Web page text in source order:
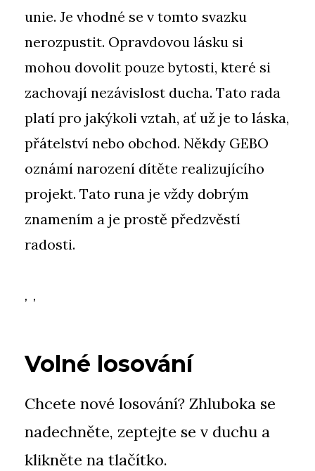
unie. Je vhodné se v tomto svazku
nerozpustit. Opravdovou lásku si
mohou dovolit pouze bytosti, které si
zachovají nezávislost ducha. Tato rada
platí pro jakýkoli vztah, ať už je to láska,
přátelství nebo obchod. Někdy GEBO
oznámí narození dítěte realizujícího
projekt. Tato runa je vždy dobrým
znamením a je prostě předzvěstí
radosti.
, ,
Volné losování
Chcete nové losování? Zhluboka se
nadechněte, zeptejte se v duchu a
klikněte na tlačítko.